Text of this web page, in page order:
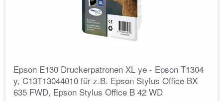
Epson E130 Druckerpatronen XL ye - Epson T1304
y, C13T13044010 für z.B. Epson Stylus Office BX
635 FWD, Epson Stylus Office B 42 WD